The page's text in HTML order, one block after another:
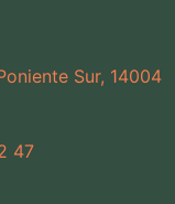
Sur, 14004
47